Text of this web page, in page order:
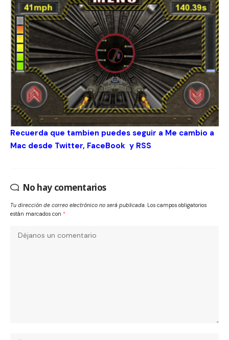
Recuerda que tambien puedes seguir a Me cambio a
Mac desde Twitter, FaceBook y RSS
No hay comentarios
Tu dirección de correo electrónico no será publicada. Los campos obligatorios
están marcados con *